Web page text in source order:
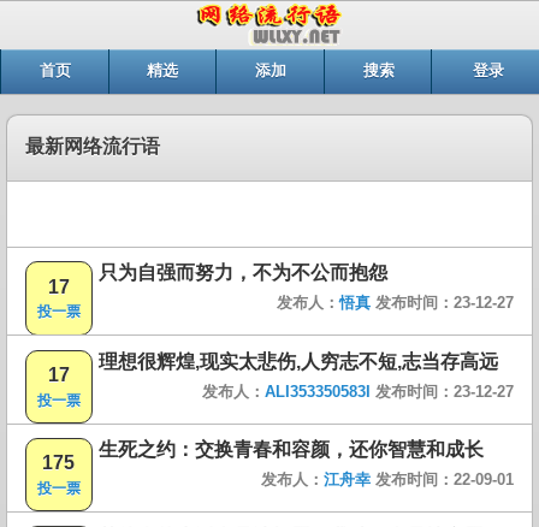
首页 精选 添加 搜索 登录
最新网络流行语
17
投一票
只为自强而努力，不为不公而抱怨
发布人：悟真 发布时间：23-12-27
17
投一票
理想很辉煌,现实太悲伤,人穷志不短,志当存高远
发布人： ALI353350583I 发布时间：23-12-27
175
投一票
生死之约：交换青春和容颜，还你智慧和成长
发布人： 江舟幸 发布时间：22-09-01